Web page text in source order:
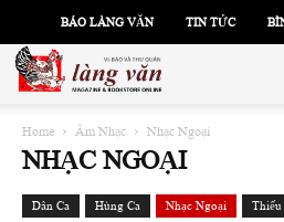
BÁO LÀNG VĂN TIN TỨC
Home Âm Nhạc Nhạc Ngoại
NHẠC NGOẠI
Dân Ca Hùng Ca Nhạc Ngoại